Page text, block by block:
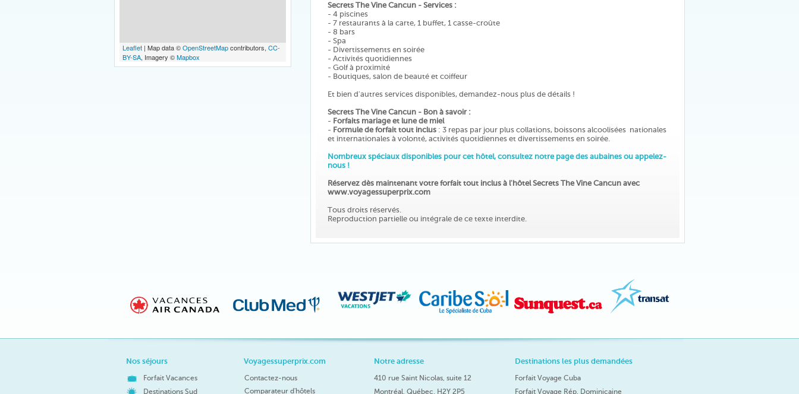
Leaflet | Map data ©OpenStreetMapcontributors, CC-
BY-SA, Imagery ©Mapbox
Secrets The Vine Cancun - Services :
- 4 piscines
- 7 restaurants à la carte, 1 buffet, 1 casse-croûte
- 8 bars
- Spa
- Divertissements en soirée
- Activités quotidiennes
- Golf à proximité
- Boutiques, salon de beauté et coiffeur
Et bien d'autres services disponibles, demandez-nous plus de détails !
Secrets The Vine Cancun - Bon à savoir :
- Forfaits mariage et lune de miel
- Formule de forfait tout inclus : 3 repas par jour plus collations, boissons alcoolisées nationales
et internationales à volonté, activités quotidiennes et divertissements en soirée.
Nombreux spéciaux disponibles pour cet hôtel, consultez notre page des aubaines ou appelez-
nous !
Réservez dès maintenant votre forfait tout inclus à l'hôtel Secrets The Vine Cancun avec
www.voyagessuperprix.com
Tous droits réservés.
Reproduction partielle ou intégrale de ce texte interdite.
Nos séjours
Forfait Vacances
Destinations Sud
Voyagessuperprix.com
Contactez-nous
Comparateur d'hôtels
Notre adresse
410 rue Saint Nicolas, suite 12
Montréal, Québec, H2Y 2P5
Destinations les plus demandées
Forfait Voyage Cuba
Forfait Voyage Rép. Dominicaine